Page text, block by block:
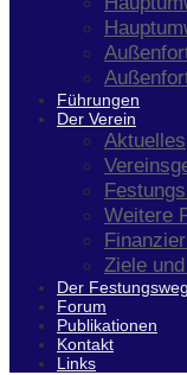
Führungen
Der Verein
Aktuelles
Weitere
Ziele
Der Festungsweg
Forum
Publikationen
Kontakt
Links